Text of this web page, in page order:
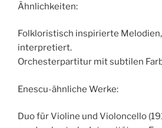
Ähnlichkeiten:
Folkloristisch inspirierte
interpretiert.
Orchesterpartitur mit subtilen
Enescu-ähnliche Werke:
Duo für Violine und Violoncello